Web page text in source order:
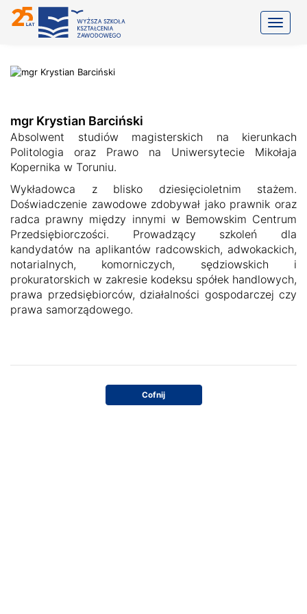
mgr Krystian Barciński
Absolwent studiów magisterskich na kierunkach
Politologia oraz Prawo na Uniwersytecie Mikołaja
Kopernika w Toruniu.
Wykładowca z blisko dziesięcioletnim stażem.
Doświadczenie zawodowe zdobywał jako prawnik oraz
radca prawny między innymi w Bemowskim Centrum
Przedsiębiorczości. Prowadzący szkoleń dla
kandydatów na aplikantów radcowskich, adwokackich,
notarialnych, komorniczych, sędziowskich i
prokuratorskich w zakresie kodeksu spółek handlowych,
prawa przedsiębiorców, działalności gospodarczej czy
prawa samorządowego.